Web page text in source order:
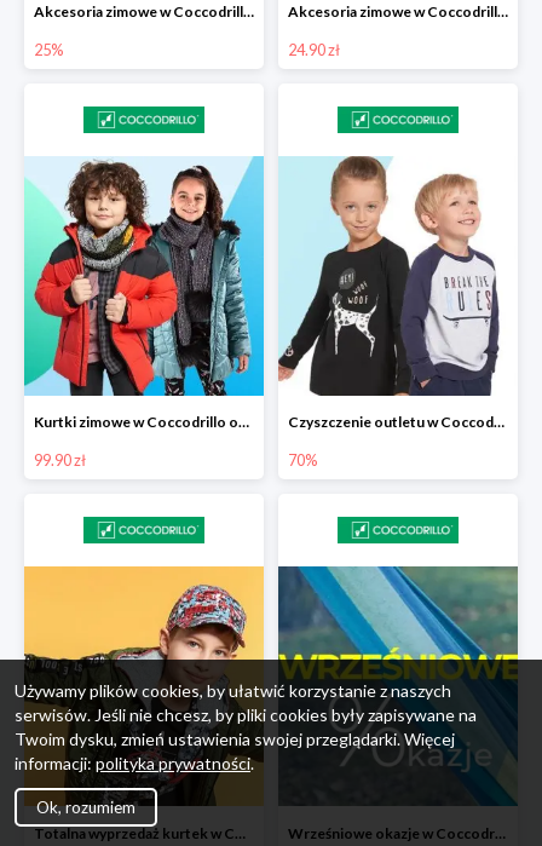
Akcesoria zimowe w Coccodrillo -25%
25%
Akcesoria zimowe w Coccodrillo od 24,90 zł
24.90 zł
Kurtki zimowe w Coccodrillo od 99,90 zł
99.90 zł
Czyszczenie outletu w Coccodrillo do -70%
70%
Totalna wyprzedaż kurtek w Coccodrillo - extra 15% Wrześniowe okazje w Coccodrillo do -50%
Używamy plików cookies, by ułatwić korzystanie z naszych
serwisów. Jeśli nie chcesz, by pliki cookies były zapisywane na
Twoim dysku, zmień ustawienia swojej przeglądarki. Więcej
informacji: polityka prywatności.
Ok, rozumiem